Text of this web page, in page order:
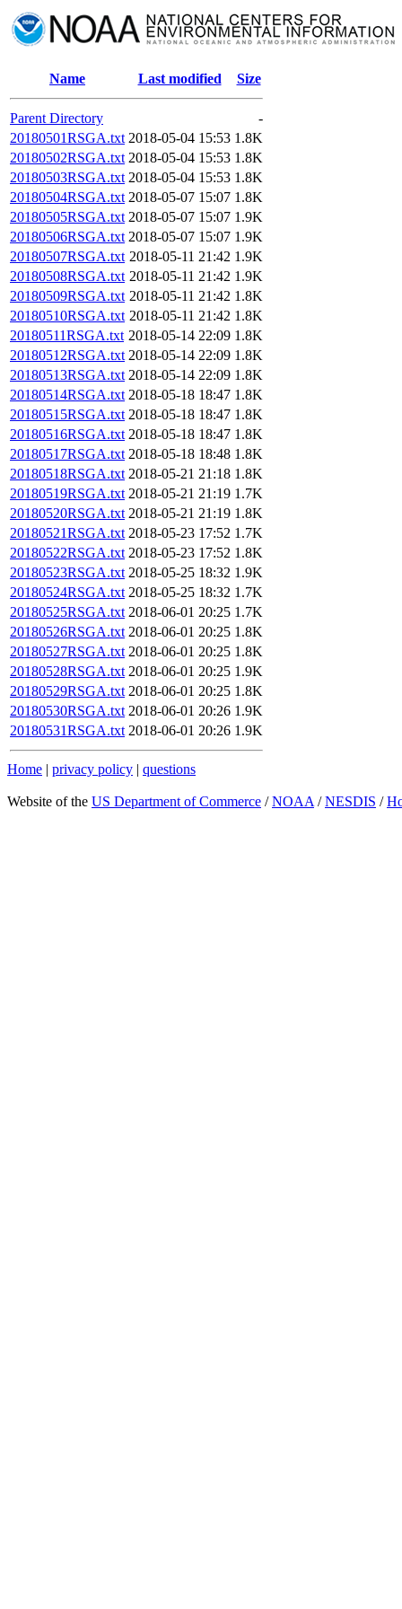
Name Last modified Size
Parent Directory
-
20180501RSGA.txt 2018-05-04 15:53 1.8K
20180502RSGA.txt 2018-05-04 15:53 1.8K
20180503RSGA.txt 2018-05-04 15:53 1.8K
20180504RSGA.txt 2018-05-07 15:07 1.8K
20180505RSGA.txt 2018-05-07 15:07 1.9K
20180506RSGA.txt 2018-05-07 15:07 1.9K
20180507RSGA.txt 2018-05-11 21:42 1.9K
20180508RSGA.txt 2018-05-11 21:42 1.9K
20180509RSGA.txt 2018-05-11 21:42 1.8K
20180510RSGA.txt 2018-05-11 21:42 1.8K
20180511RSGA.txt 2018-05-14 22:09 1.8K
20180512RSGA.txt 2018-05-14 22:09 1.8K
20180513RSGA.txt 2018-05-14 22:09 1.8K
20180514RSGA.txt 2018-05-18 18:47 1.8K
20180515RSGA.txt 2018-05-18 18:47 1.8K
20180516RSGA.txt 2018-05-18 18:47 1.8K
20180517RSGA.txt 2018-05-18 18:48 1.8K
20180518RSGA.txt 2018-05-21 21:18 1.8K
20180519RSGA.txt 2018-05-21 21:19 1.7K
20180520RSGA.txt 2018-05-21 21:19 1.8K
20180521RSGA.txt 2018-05-23 17:52 1.7K
20180522RSGA.txt 2018-05-23 17:52 1.8K
20180523RSGA.txt 2018-05-25 18:32 1.9K
20180524RSGA.txt 2018-05-25 18:32 1.7K
20180525RSGA.txt 2018-06-01 20:25 1.7K
20180526RSGA.txt 2018-06-01 20:25 1.8K
20180527RSGA.txt 2018-06-01 20:25 1.8K
20180528RSGA.txt 2018-06-01 20:25 1.9K
20180529RSGA.txt 2018-06-01 20:25 1.8K
20180530RSGA.txt 2018-06-01 20:26 1.9K
20180531RSGA.txt 2018-06-01 20:26 1.9K
Home | privacy policy | questions
Website of the US Department of Commerce /NOAA /NESDIS /